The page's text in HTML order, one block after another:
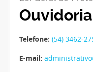
Ouvidoria
Telefone: (54) 3462-
E-mail: